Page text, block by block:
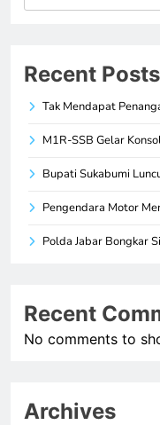
Recent Posts
Tak Mendapat
M1R-SSB Gelar
Bupati Sukabumi
Pengendara Motor
Polda Jabar Bongkar
Recent
No comments to
Archives